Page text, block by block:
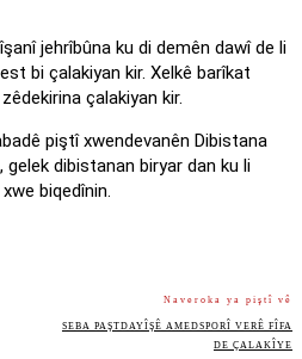
jehrîbûna ku di demên dawî de li
bi çalakiyan kir. Xelkê barîkat
çalakiyan kir.
piştî xwendevanên Dibistana
gelek dibistanan biryar dan ku li
biqedînin.
Naveroka ya piştî vê
SEBA PAŞTDAYÎŞÊ AMEDSPORÎ VERÊ FÎFA
DE ÇALAKÎYE